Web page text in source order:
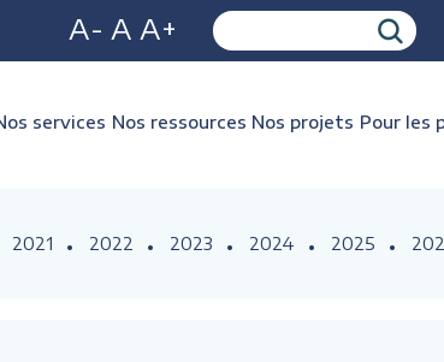
A- A A+
services Nos ressources Nos projets Pour les
2021 2022 2023 2024 2025